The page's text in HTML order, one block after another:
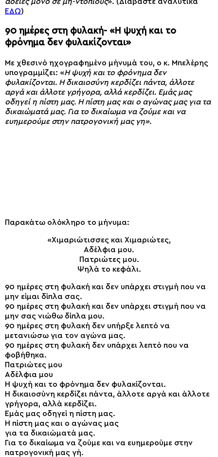
άδειες μόνο σε μη-ντόπιους». (Διαβάστε αναλυτικά
ΕΔΩ)
90 ημέρες στη φυλακή- «Η ψυχή και το
φρόνημα δεν φυλακίζονται»
Με χθεσινό ηχογραφημένο μήνυμά του, ο κ. Μπελέρης
υπογραμμίζει: «Η ψυχή και το φρόνημα δεν
φυλακίζονται. Η δικαιοσύνη κερδίζει πάντα, άλλοτε
αργά και άλλοτε γρήγορα, αλλά κερδίζει. Εμάς μας
οδηγεί η πίστη μας. Η πίστη μας και ο αγώνας μας για τα
δικαιώματά μας. Για το δικαίωμα να ζούμε και να
ευημερούμε στην πατρογονική μας γη».
Παρακάτω ολόκληρο το μήνυμα:
«Χιμαριώτισσες και Χιμαριώτες,
Αδέλφια μου.
Πατριώτες μου.
Ψηλά το κεφάλι.
90 ημέρες στη φυλακή και δεν υπάρχει στιγμή που να
μην είμαι δίπλα σας.
90 ημέρες στη φυλακή και δεν υπάρχει στιγμή που να
μην σας νιώθω δίπλα μου.
90 ημέρες στη φυλακή δεν υπήρξε λεπτό να
μετανιώσω για τον αγώνα μας.
90 ημέρες στη φυλακή δεν υπάρχει λεπτό που να
φοβήθηκα.
Πατριώτες μου
Αδέλφια μου
Η ψυχή και το φρόνημα δεν φυλακίζονται.
Η δικαιοσύνη κερδίζει πάντα, άλλοτε αργά και άλλοτε
γρήγορα, αλλά κερδίζει.
Εμάς μας οδηγεί η πίστη μας.
Η πίστη μας και ο αγώνας μας
για τα δικαιώματά μας.
Για το δικαίωμα να ζούμε και να ευημερούμε στην
πατρογονική μας γή.